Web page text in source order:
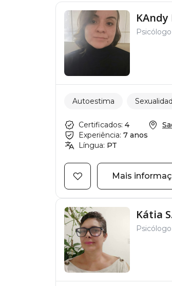
KAndy
Psicólogo
Autoestima
Certificados: 4
Experiência: 7 anos
Língua: PT
Mais
Kátia
Psicólogo